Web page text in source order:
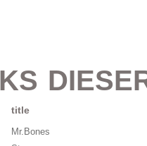
title
Mr.Bones